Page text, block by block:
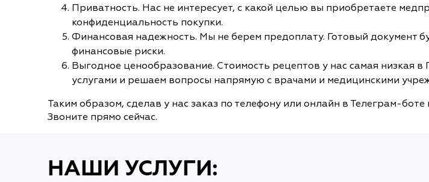
Приватность. Нас не интересует, с какой целью вы приобретаете
конфиденциальность покупки.
Финансовая надежность. Мы не берем предоплату. Готовый документ
финансовые риски.
Выгодное ценообразование. Стоимость рецептов у нас самая низкая
услугами и решаем вопросы напрямую с врачами и медицинскими
Таким образом, сделав у нас заказ по телефону или онлайн в Телеграм-
Звоните прямо сейчас.
НАШИ УСЛУГИ: